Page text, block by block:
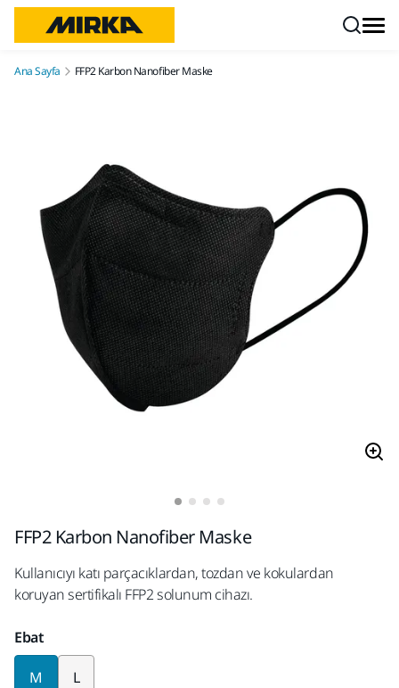
Ana Sayfa FFP2 Karbon Nanofiber Maske
FFP2 Karbon Nanofiber Maske
Kullanıcıyı katı parçacıklardan, tozdan ve kokulardan
koruyan sertifikalı FFP2 solunum cihazı.
Ebat
M L